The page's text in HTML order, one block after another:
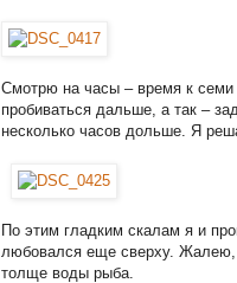
Смотрю на часы – время к
пробиваться дальше, а так –
несколько часов дольше. Я
По этим гладким скалам я и
любовался еще сверху. Жалею,
толще воды рыба.